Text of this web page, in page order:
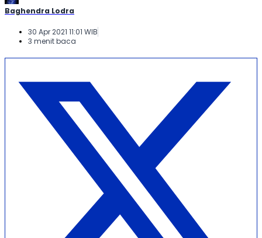
Baghendra Lodra
30 Apr 2021 11:01 WIB
3 menit baca